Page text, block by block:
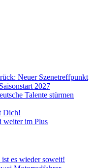
Neuer Szenetreffpunkt
2027
Talente stürmen
Dich!
weiter im Plus
es wieder soweit!